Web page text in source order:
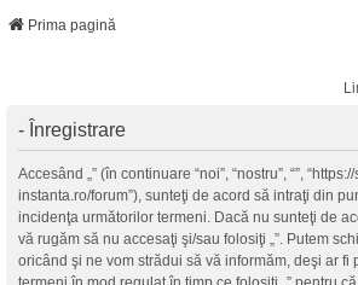
Prima pagină
- Înregistrare
Accesând „” (în continuare “noi”, “nostru”, “”,
instanta.ro/forum”), sunteţi de acord să intraţi din
incidenţa următorilor termeni. Dacă nu sunteţi de
vă rugăm să nu accesaţi şi/sau folosiţi „”. Putem
oricând şi ne vom strădui să vă informăm, deşi ar fi